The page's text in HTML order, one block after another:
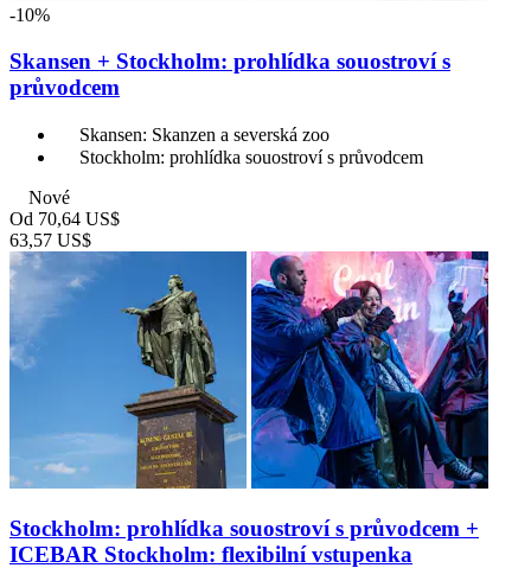
-10%
Skansen + Stockholm: prohlídka souostroví s
průvodcem
Skansen: Skanzen a severská zoo
Stockholm: prohlídka souostroví s průvodcem
Nové
Od 70,64 US$
63,57 US$
Stockholm: prohlídka souostroví s průvodcem +
ICEBAR Stockholm: flexibilní vstupenka